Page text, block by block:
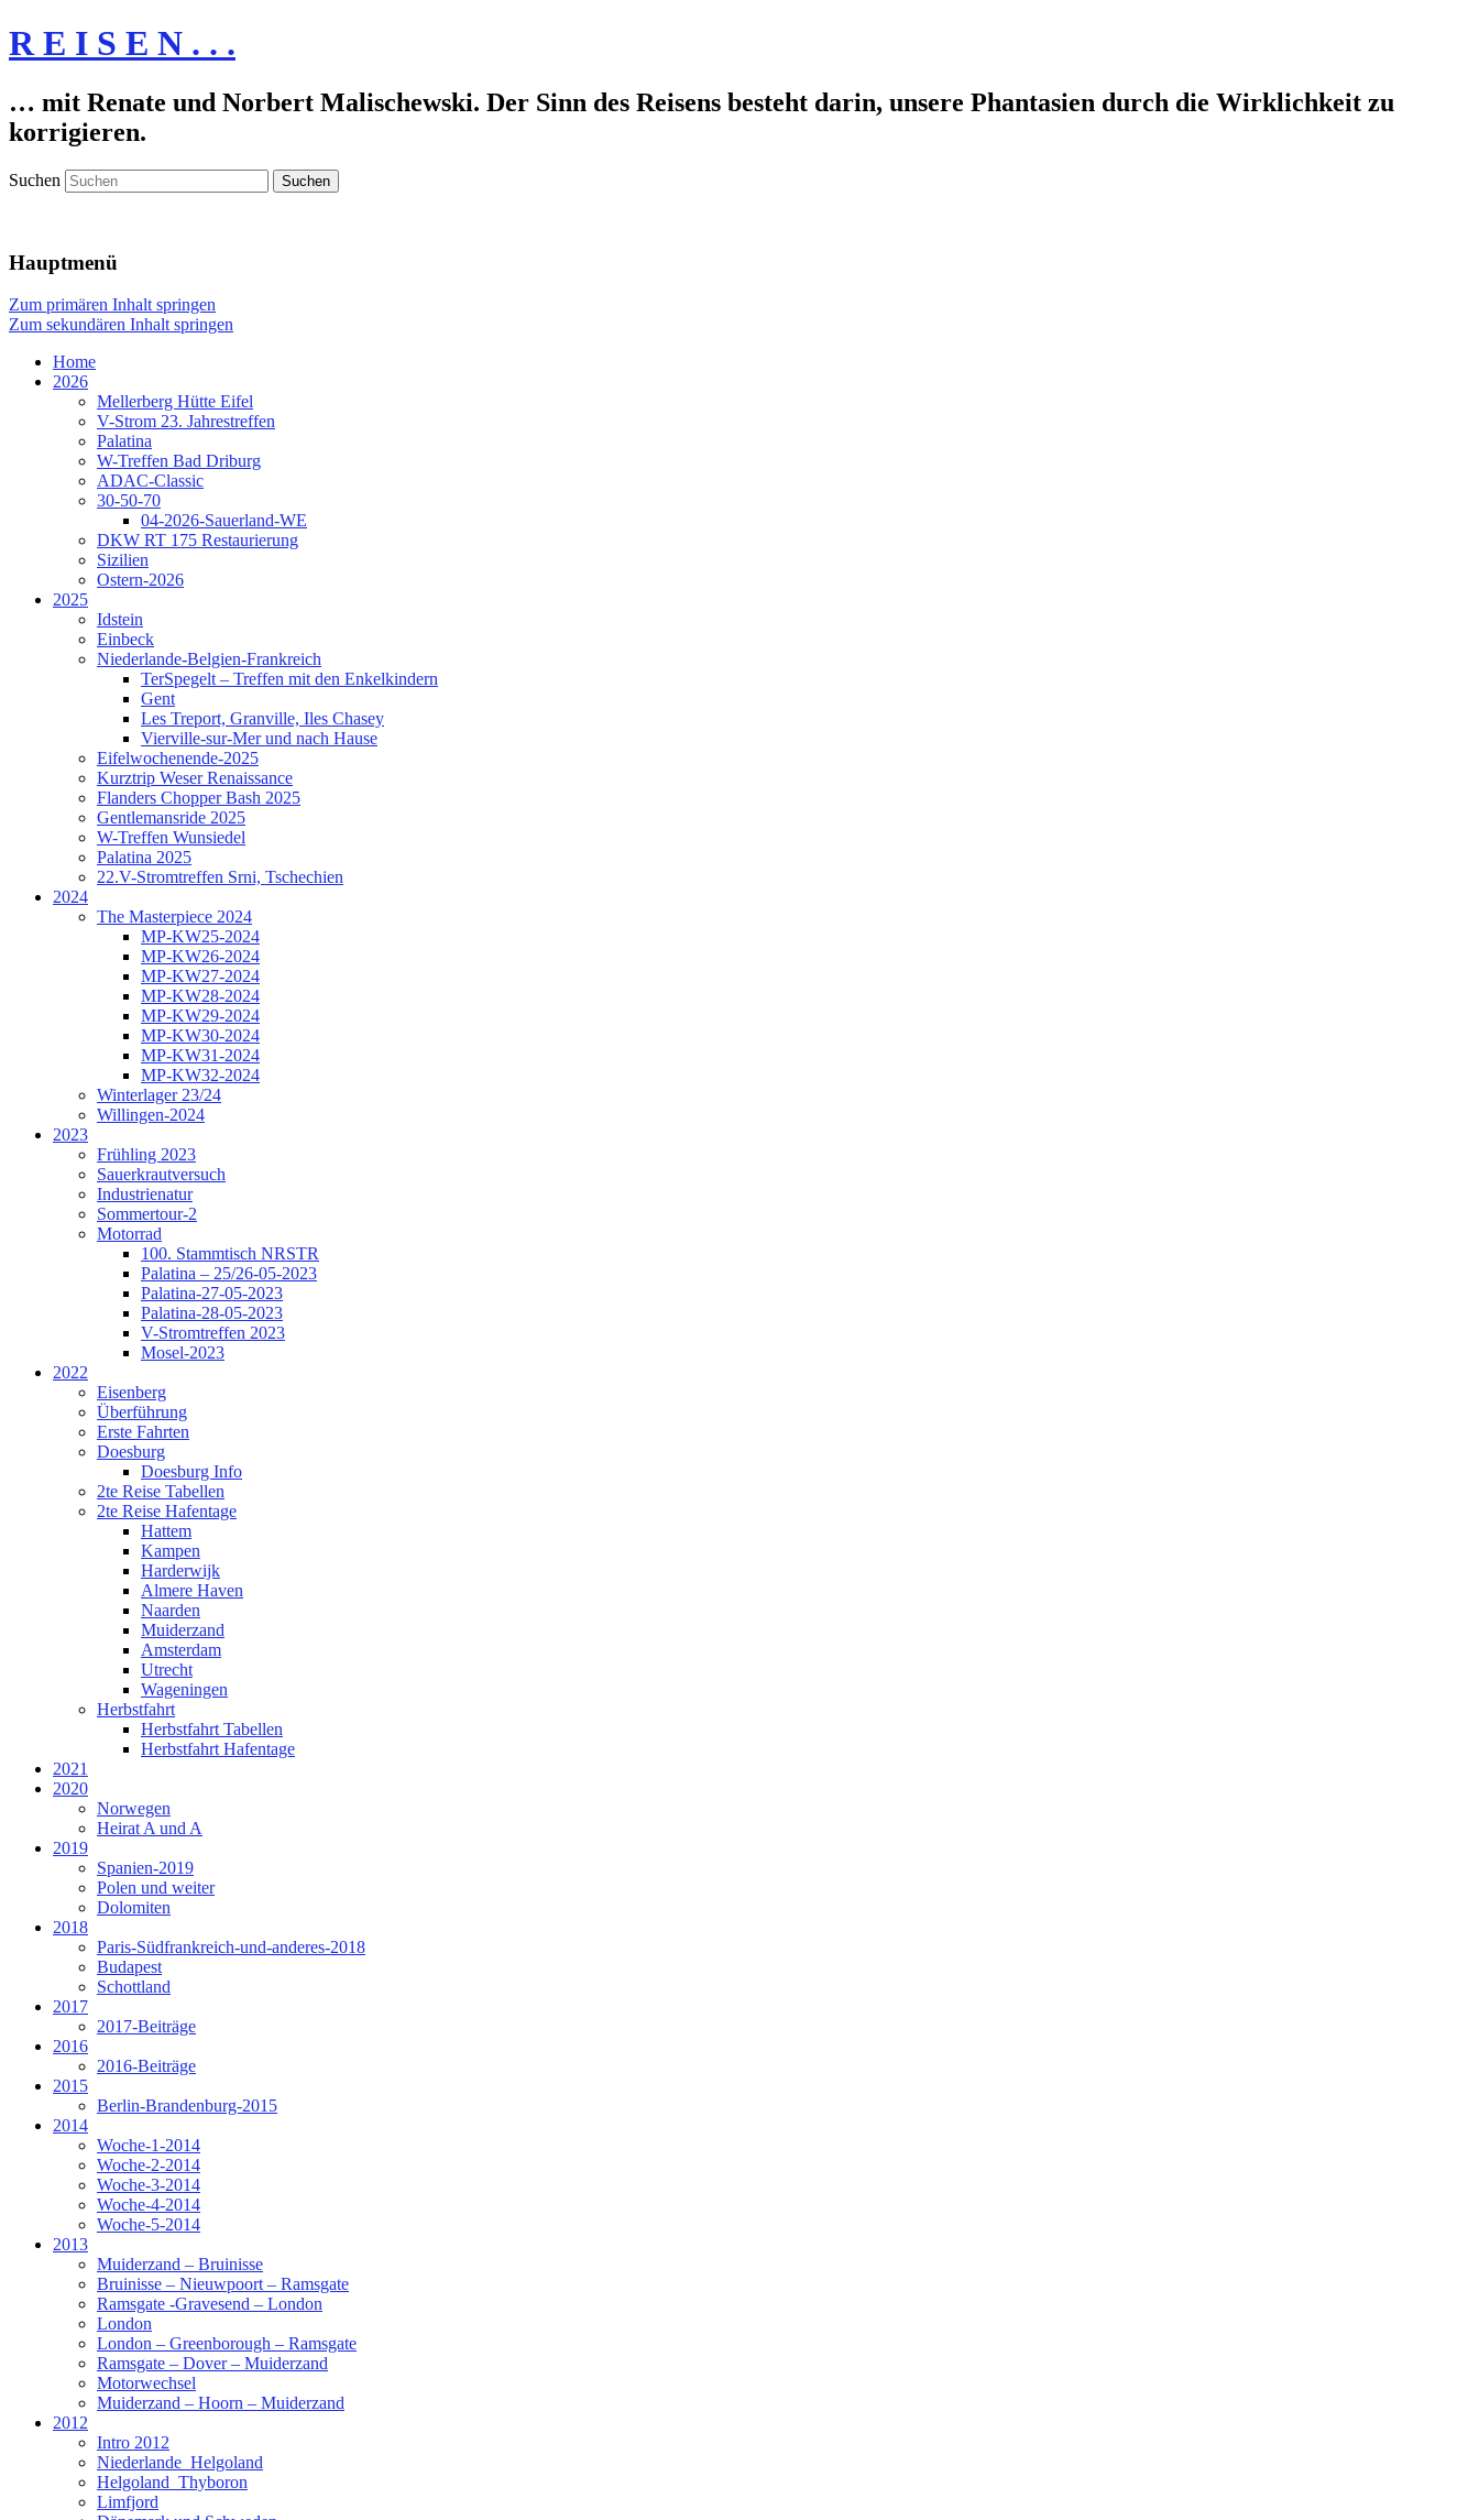
R E I S E N . . .
… mit Renate und Norbert Malischewski. Der Sinn des Reisens besteht darin, unsere Phantasien durch die Wirklichkeit zu
korrigieren.
Suchen
Hauptmenü
Zum primären Inhalt springen
Zum sekundären Inhalt springen
Home
2026
Mellerberg Hütte Eifel
V-Strom 23. Jahrestreffen
Palatina
W-Treffen Bad Driburg
ADAC-Classic
30-50-70
04-2026-Sauerland-WE
DKW RT 175 Restaurierung
Sizilien
Ostern-2026
2025
Idstein
Einbeck
Niederlande-Belgien-Frankreich
TerSpegelt – Treffen mit den Enkelkindern
Gent
Les Treport, Granville, Iles Chasey
Vierville-sur-Mer und nach Hause
Eifelwochenende-2025
Kurztrip Weser Renaissance
Flanders Chopper Bash 2025
Gentlemansride 2025
W-Treffen Wunsiedel
Palatina 2025
22.V-Stromtreffen Srni, Tschechien
2024
The Masterpiece 2024
MP-KW25-2024
MP-KW26-2024
MP-KW27-2024
MP-KW28-2024
MP-KW29-2024
MP-KW30-2024
MP-KW31-2024
MP-KW32-2024
Winterlager 23/24
Willingen-2024
2023
Frühling 2023
Sauerkrautversuch
Industrienatur
Sommertour-2
Motorrad
100. Stammtisch NRSTR
Palatina – 25/26-05-2023
Palatina-27-05-2023
Palatina-28-05-2023
V-Stromtreffen 2023
Mosel-2023
2022
Eisenberg
Überführung
Erste Fahrten
Doesburg
Doesburg Info
2te Reise Tabellen
2te Reise Hafentage
Hattem
Kampen
Harderwijk
Almere Haven
Naarden
Muiderzand
Amsterdam
Utrecht
Wageningen
Herbstfahrt
Herbstfahrt Tabellen
Herbstfahrt Hafentage
2021
2020
Norwegen
Heirat A und A
2019
Spanien-2019
Polen und weiter
Dolomiten
2018
Paris-Südfrankreich-und-anderes-2018
Budapest
Schottland
2017
2017-Beiträge
2016
2016-Beiträge
2015
Berlin-Brandenburg-2015
2014
Woche-1-2014
Woche-2-2014
Woche-3-2014
Woche-4-2014
Woche-5-2014
2013
Muiderzand – Bruinisse
Bruinisse – Nieuwpoort – Ramsgate
Ramsgate -Gravesend – London
London
London – Greenborough – Ramsgate
Ramsgate – Dover – Muiderzand
Motorwechsel
Muiderzand – Hoorn – Muiderzand
2012
Intro 2012
Niederlande_Helgoland
Helgoland_Thyboron
Limfjord